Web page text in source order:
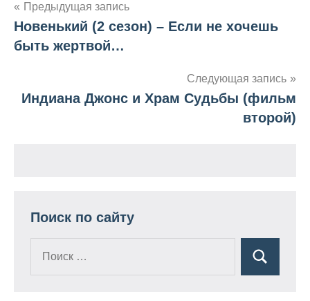
Навигация
по
Предыдущая запись
Новенький (2 сезон) – Если не хочешь
быть жертвой…
Следующая запись
Индиана Джонс и Храм Судьбы (фильм
второй)
Поиск по сайту
Поиск